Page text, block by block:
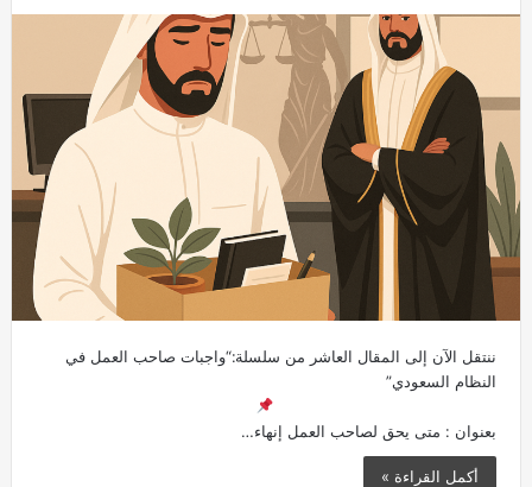
ننتقل الآن إلى المقال العاشر من سلسلة:“واجبات صاحب العمل في
النظام السعودي”
بعنوان : متى يحق لصاحب العمل إنهاء…
أكمل القراءة »